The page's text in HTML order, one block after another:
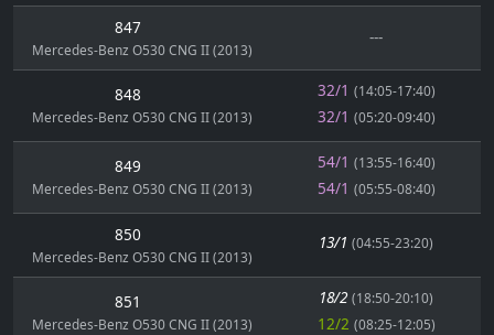
847
Mercedes-Benz O530 CNG II (2013)
---
848
Mercedes-Benz O530 CNG II (2013)
32/1 (14:05-17:40)
32/1 (05:20-09:40)
849
Mercedes-Benz O530 CNG II (2013)
54/1 (13:55-16:40)
54/1 (05:55-08:40)
850
Mercedes-Benz O530 CNG II (2013)
13/1 (04:55-23:20)
851
Mercedes-Benz O530 CNG II (2013)
18/2 (18:50-20:10)
12/2 (08:25-12:05)